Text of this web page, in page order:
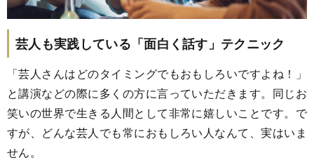
芸人も実践している「面白く話す」テクニック
「芸人さんはどのタイミングでもおもしろいですよね！」
と講演などの際に多くの方に言っていただきます。同じお
笑いの世界で生きる人間として非常に嬉しいことです。で
すが、どんな芸人でも常におもしろい人なんて、実はいま
せん。